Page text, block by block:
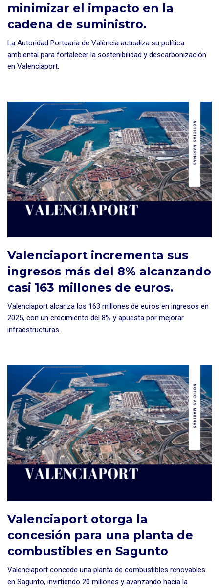
minimizar el impacto en la
cadena de suministro.
La Autoridad Portuaria de València actualiza su política
ambiental para fortalecer la sostenibilidad y descarbonización
en Valenciaport.
Valenciaport incrementa sus
ingresos más del 8% alcanzando
casi 163 millones de euros.
Valenciaport alcanza los 163 millones de euros en ingresos en
2025, con un crecimiento del 8% y apuesta por mejorar
infraestructuras.
Valenciaport otorga la
concesión para una planta de
combustibles en Sagunto
Valenciaport concede una planta de combustibles renovables
en Sagunto, invirtiendo 20 millones y avanzando hacia la